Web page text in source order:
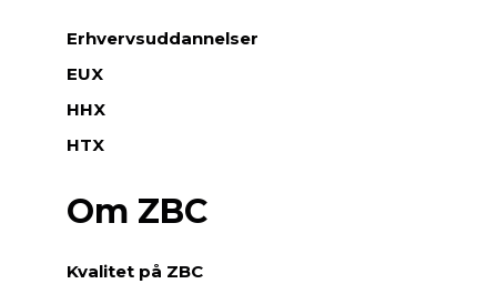
Erhvervsuddannelser
EUX
HHX
HTX
Om ZBC
Kvalitet på ZBC